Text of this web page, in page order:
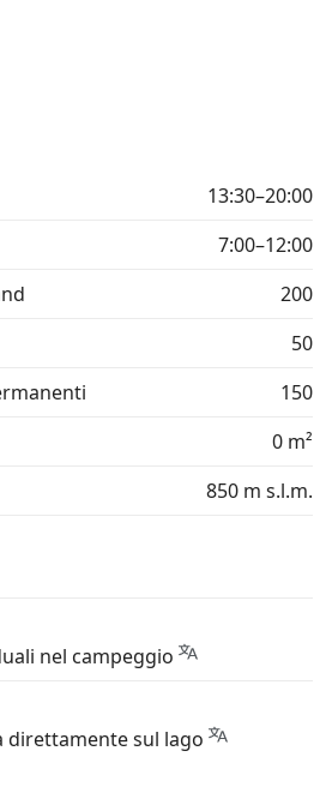
13:30–20:00
7:00–12:00
200
50
150
0 m²
850 m s.l.m.
nel campeggio
direttamente sul lago